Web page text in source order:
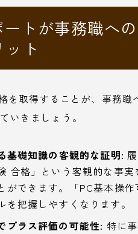
トが事務職へ
ト
を取得することが、事務
いきましょう。
基礎知識の客観的な証明:
合格」という客観的な事
ができます。「PC基本操
を把握しやすくなります。
プラス評価の可能性: 特に